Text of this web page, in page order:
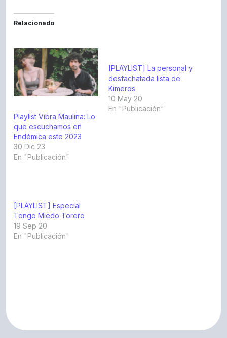
Relacionado
Playlist Vibra Maulina: Lo
que escuchamos en
Endémica este 2023
30 Dic 23
En "Publicación"
[PLAYLIST] La personal y
desfachatada lista de
Kimeros
10 May 20
En "Publicación"
[PLAYLIST] Especial
Tengo Miedo Torero
19 Sep 20
En "Publicación"